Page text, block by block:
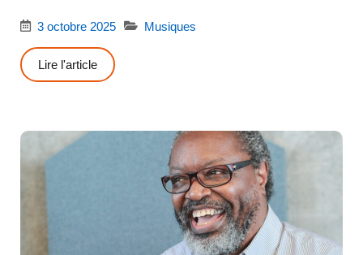
3 octobre 2025 Musiques
Lire l'article